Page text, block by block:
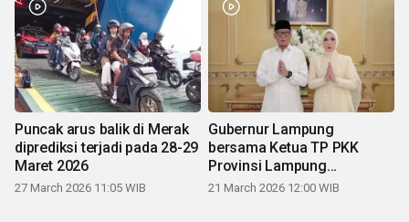
Puncak arus balik di Merak
diprediksi terjadi pada 28-29
Maret 2026
27 March 2026 11:05 WIB
Gubernur Lampung
bersama Ketua TP PKK
Provinsi Lampung
mengucapkan Selamat Hari
21 March 2026 12:00 WIB